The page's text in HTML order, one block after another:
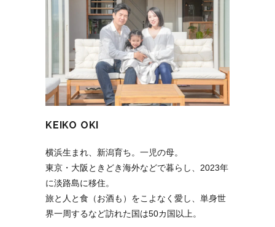
KEIKO OKI
横浜生まれ、新潟育ち。一児の母。
東京・大阪ときどき海外などで暮らし、2023年
に淡路島に移住。
旅と人と食（お酒も）をこよなく愛し、単身世
界一周するなど訪れた国は50カ国以上。